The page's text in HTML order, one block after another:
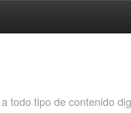
todo tipo de contenido